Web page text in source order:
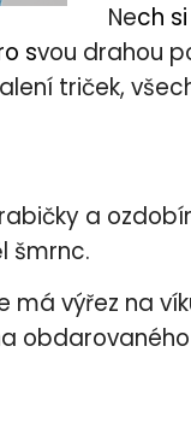
Nech
svou drahou
triček,
a
šmrnc.
výřez na